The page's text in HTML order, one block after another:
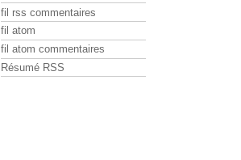
fil rss commentaires
fil atom
fil atom commentaires
Résumé RSS